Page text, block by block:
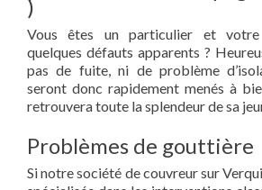
)
Vous êtes un particulier et
quelques défauts apparents ?
pas de fuite, ni de problème
seront donc rapidement menés à
retrouvera toute la splendeur de sa
Problèmes de gouttière
Si notre société de couvreur sur